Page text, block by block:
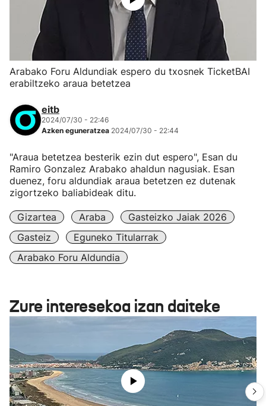
Arabako Foru Aldundiak espero du txosnek TicketBAI
erabiltzeko araua betetzea
eitb
2024/07/30 - 22:46
Azken eguneratzea 2024/07/30 - 22:44
"Araua betetzea besterik ezin dut espero", Esan du
Ramiro Gonzalez Arabako ahaldun nagusiak. Esan
duenez, foru aldundiak araua betetzen ez dutenak
zigortzeko baliabideak ditu.
Gizartea Araba
Gasteizko Jaiak 2026
Gasteiz
Eguneko Titularrak
Arabako Foru Aldundia
Zure interesekoa izan daiteke